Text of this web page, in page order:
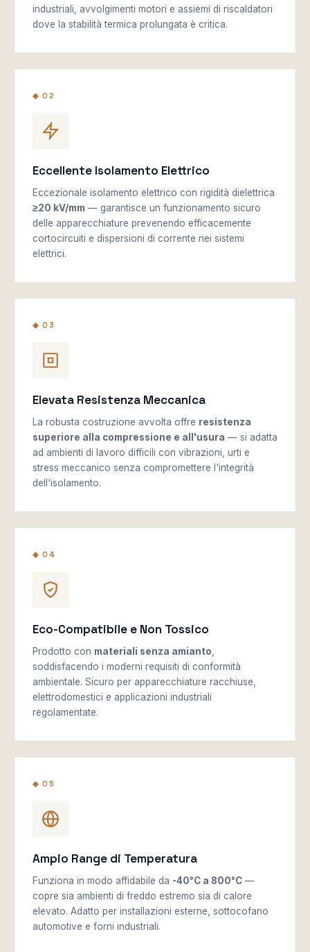
industriali, avvolgimenti motori e assiemi di riscaldatori
dove la stabilità termica prolungata è critica.
◆ 02
Eccellente Isolamento Elettrico
Eccezionale isolamento elettrico con rigidità dielettrica
≥20 kV/mm — garantisce un funzionamento sicuro
delle apparecchiature prevenendo efficacemente
cortocircuiti e dispersioni di corrente nei sistemi
elettrici.
◆ 03
Elevata Resistenza Meccanica
La robusta costruzione avvolta offre resistenza
superiore alla compressione e all'usura — si adatta
ad ambienti di lavoro difficili con vibrazioni, urti e
stress meccanico senza compromettere l'integrità
dell'isolamento.
◆ 04
Eco-Compatibile e Non Tossico
Prodotto con materiali senza amianto
soddisfacendo i moderni requisiti di conformità
ambientale. Sicuro per apparecchiature racchiuse,
elettrodomestici e applicazioni industriali
regolamentate.
◆ 05
Ampio Range di Temperatura
Funziona in modo affidabile da -40°C a 800°C —
copre sia ambienti di freddo estremo sia di calore
elevato. Adatto per installazioni esterne, sottocofano
automotive e forni industriali.